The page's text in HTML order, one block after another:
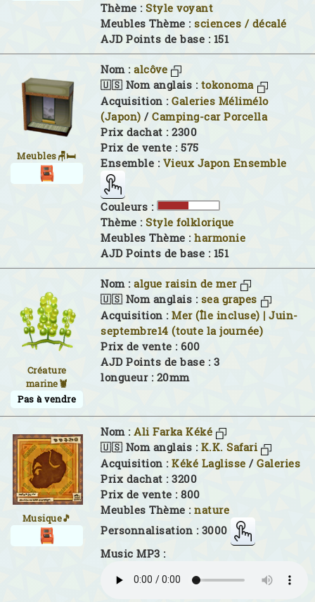
Thème : Style voyant
Meubles Thème : sciences / décalé
AJD Points de base : 151
Meubles🪑🛏
Nom : alcôve
🇺🇸 Nom anglais : tokonoma
Acquisition : Galeries Mélimélo
(Japon) / Camping-car Porcella
Prix dachat : 2300
Prix de vente : 575
Ensemble : Vieux Japon Ensemble
Couleurs :
Thème : Style folklorique
Meubles Thème : harmonie
AJD Points de base : 151
Créature
marine🦞
Pas à vendre
Nom : algue raisin de mer
🇺🇸 Nom anglais : sea grapes
Acquisition : Mer (Île incluse) | Juin-
septembre14 (toute la journée)
Prix de vente : 600
AJD Points de base : 3
longueur : 20mm
Musique🎵
Nom : Ali Farka Kéké
🇺🇸 Nom anglais : K.K. Safari
Acquisition : Kéké Laglisse / Galeries
Prix dachat : 3200
Prix de vente : 800
Meubles Thème : nature
Personnalisation : 3000
Music MP3 :